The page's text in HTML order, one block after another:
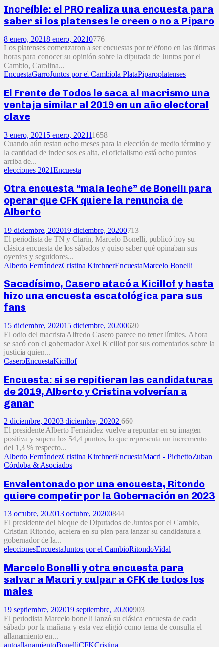
Increíble: el PRO realiza una encuesta para
saber si los platenses le creen o no a Piparo
8 enero, 20218 enero, 20210776
Los platenses comenzaron a ser encuestas por teléfono en las últimas
horas para conocer su opinión sobre la diputada de Juntos por el
Cambio, Carolina...
EncuestaGarroJuntos por el Cambiola PlataPiparoplatenses
El Frente de Todos le saca al macrismo una
ventaja similar al 2019 en un año electoral
clave
3 enero, 2021 5 enero, 202111658
Cuando aún restan ocho meses para la elección de medio término y
la cantidad de indecisos es alta, el oficialismo está ocho puntos
arriba de...
elecciones 2021Encuesta
Otra encuesta “mala leche” de Bonelli para
operar que CFK quiere la renuncia de
Alberto
19 diciembre, 202019 diciembre, 20200713
El periodista de TN y Clarín, Marcelo Bonelli, publicó hoy su
clásica encuesta de los sábados y quiso saber qué opinaban sus
oyentes y seguidores...
Alberto FernándezCristina KirchnerEncuestaMarcelo Bonelli
Sacadísimo, Casero atacó a Kicillof y hasta
hizo una encuesta escatológica para sus
fans
15 diciembre, 202015 diciembre, 20200620
El odio del macrista Alfredo Casero parece no tener límites. Ahora
se sacó con el gobernador Axel Kicillof por sus comentarios sobre la
justicia quien...
CaseroEncuestaKicillof
Encuesta: si se repitieran las candidaturas
de 2019, Alberto y Cristina volverían a
ganar
2 diciembre, 20203 diciembre, 20202 660
El presidente Alberto Fernández vuelve a repuntar en su imagen
positiva y supera los 54,4 puntos, lo que representa un incremento
del 1,3 % respecto...
Alberto FernándezCristina KirchnerEncuestaMacri - PichettoZuban
Córdoba & Asociados
Envalentonado por una encuesta, Ritondo
quiere competir por la Gobernación en 2023
13 octubre, 202013 octubre, 20200844
El presidente del bloque de Diputados de Juntos por el Cambio,
Cristian Ritondo, acelera en su plan para lanzar su candidatura a
gobernador de la...
eleccionesEncuestaJuntos por el CambioRitondoVidal
Marcelo Bonelli y otra encuesta para
salvar a Macri y culpar a CFK de todos los
males
19 septiembre, 202019 septiembre, 20200903
El periodista Marcelo bonelli lanzó su clásica encuesta de cada
sábado por la mañana y esta vez eligió como tema de consulta el
allanamiento en...
autoallanamientoBonelliCFKCristina